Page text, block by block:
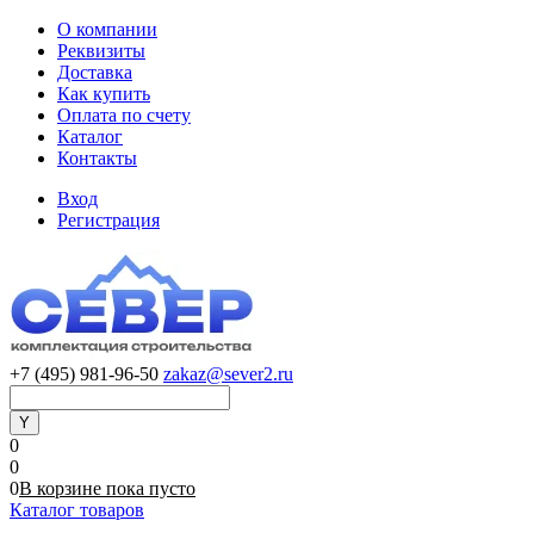
О компании
Реквизиты
Доставка
Как купить
Оплата по счету
Каталог
Контакты
Вход
Регистрация
+7 (495) 981-96-50 zakaz@sever2.ru
0
0
0В корзине пока пусто
Каталог товаров